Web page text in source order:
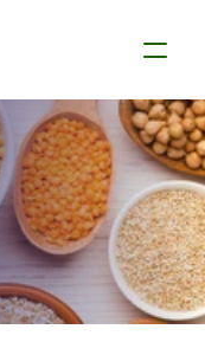
produto